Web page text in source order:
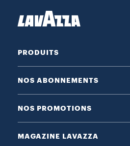
PRODUITS
NOS ABONNEMENTS
NOS PROMOTIONS
MAGAZINE LAVAZZA